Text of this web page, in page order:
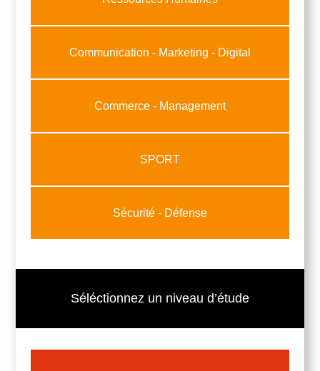
Communication - Marketing - Digital
Commerce - Management
SPORT
Sécurité - Défense
Séléctionnez un niveau d’étude